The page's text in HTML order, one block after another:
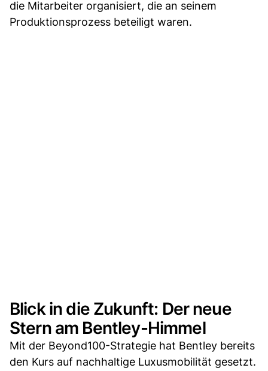
die Mitarbeiter organisiert, die an seinem
Produktionsprozess beteiligt waren.
Blick in die Zukunft: Der neue
Stern am Bentley-Himmel
Mit der Beyond100-Strategie hat Bentley bereits
den Kurs auf nachhaltige Luxusmobilität gesetzt.